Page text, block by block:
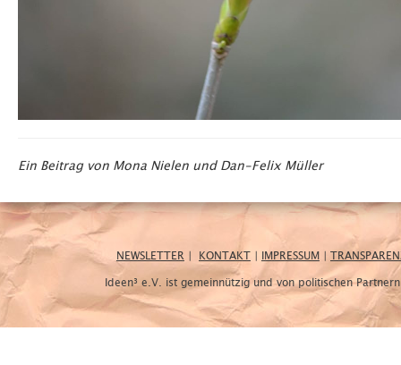
Ein Beitrag von Mona Nielen und Dan-Felix Müller
NEWSLETTER KONTAKT IMPRESSUM
Ideen³ e.V. ist gemeinnützig und von politischen